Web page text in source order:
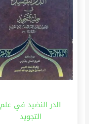
الدر النضيد في علم
التجويد